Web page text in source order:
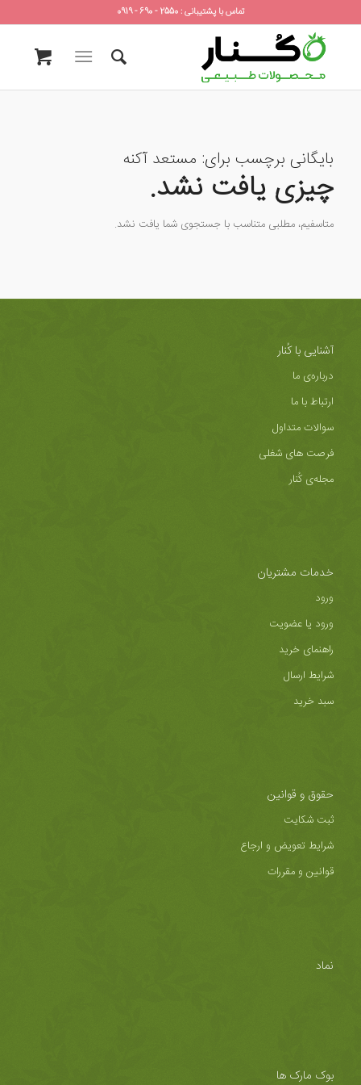
تماس با پشتیبانی : 2550 - 690 - 0919
بایگانی برچسب برای: مستعد آکنه
چیزی یافت نشد.
متاسفیم، مطلبی متناسب با جستجوی شما یافت نشد.
آشنایی با کُنار
درباره‌ی ما
ارتباط با ما
سوالات متداول
فرصت های شغلی
مجله‌ی کُنار
خدمات مشتریان
ورود
ورود یا عضویت
راهنمای خرید
شرایط ارسال
سبد خرید
حقوق و قوانین
ثبت شکایت
شرایط تعویض و ارجاع
قوانین و مقررات
نماد
بوک مارک ها